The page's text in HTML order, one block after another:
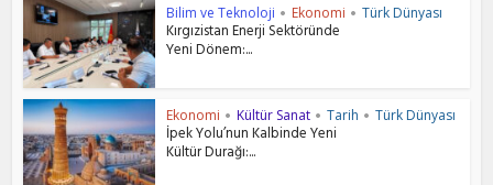
Bilim ve Teknoloji • Ekonomi • Türk Dünyası
Kırgızistan Enerji Sektöründe
Yeni Dönem:...
Ekonomi • Kültür Sanat • Tarih • Türk Dünyası
İpek Yolu’nun Kalbinde Yeni
Kültür Durağı:...